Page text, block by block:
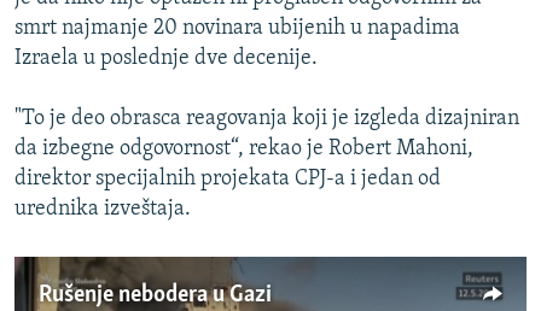
smrt najmanje 20 novinara ubijenih u napadima
Izraela u poslednje dve decenije.
"To je deo obrasca reagovanja koji je izgleda dizajniran
da izbegne odgovornost“, rekao je Robert Mahoni,
direktor specijalnih projekata CPJ-a i jedan od
urednika izveštaja.
Rušenje nebodera u Gazi